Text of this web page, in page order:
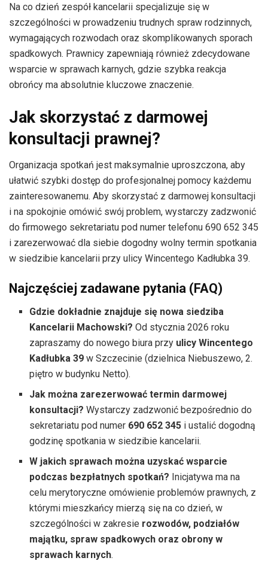
Na co dzień zespół kancelarii specjalizuje się w
szczególności w prowadzeniu trudnych spraw rodzinnych,
wymagających rozwodach oraz skomplikowanych sporach
spadkowych. Prawnicy zapewniają również zdecydowane
wsparcie w sprawach karnych, gdzie szybka reakcja
obrońcy ma absolutnie kluczowe znaczenie.
Jak skorzystać z darmowej
konsultacji prawnej?
Organizacja spotkań jest maksymalnie uproszczona, aby
ułatwić szybki dostęp do profesjonalnej pomocy każdemu
zainteresowanemu. Aby skorzystać z darmowej konsultacji
i na spokojnie omówić swój problem, wystarczy zadzwonić
do firmowego sekretariatu pod numer telefonu 690 652 345
i zarezerwować dla siebie dogodny wolny termin spotkania
w siedzibie kancelarii przy ulicy Wincentego Kadłubka 39.
Najczęściej zadawane pytania (FAQ)
Gdzie dokładnie znajduje się nowa siedziba
Kancelarii Machowski? Od stycznia 2026 roku
zapraszamy do nowego biura przy ulicy Wincentego
Kadłubka 39 w Szczecinie (dzielnica Niebuszewo, 2.
piętro w budynku Netto).
Jak można zarezerwować termin darmowej
konsultacji? Wystarczy zadzwonić bezpośrednio do
sekretariatu pod numer 690 652 345 i ustalić dogodną
godzinę spotkania w siedzibie kancelarii.
W jakich sprawach można uzyskać wsparcie
podczas bezpłatnych spotkań? Inicjatywa ma na
celu merytoryczne omówienie problemów prawnych, z
którymi mieszkańcy mierzą się na co dzień, w
szczególności w zakresie rozwodów, podziałów
majątku, spraw spadkowych oraz obrony w
sprawach karnych.